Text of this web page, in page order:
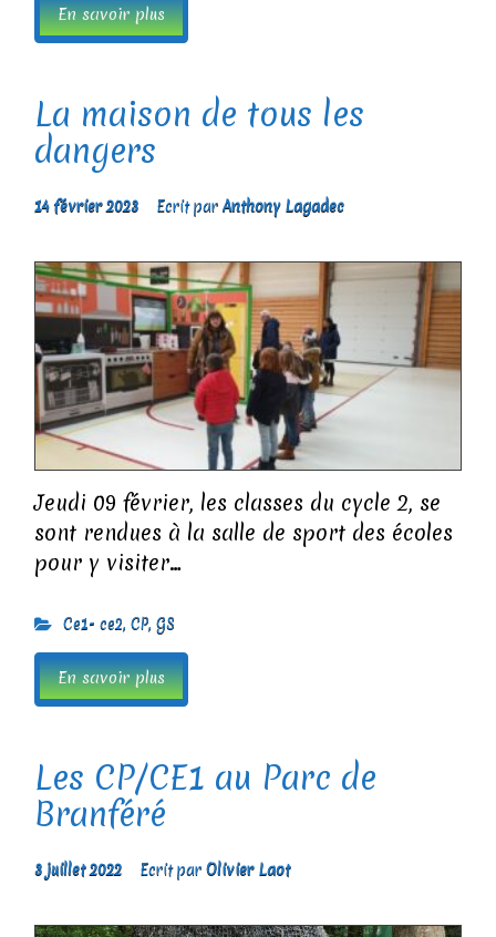
En savoir plus
La maison de tous les
dangers
14 février 2023 Ecrit par Anthony Lagadec
Jeudi 09 février, les classes du cycle 2, se
sont rendues à la salle de sport des écoles
pour y visiter…
Ce1- ce2, CP, GS
En savoir plus
Les CP/CE1 au Parc de
Branféré
3 juillet 2022 Ecrit par Olivier Laot